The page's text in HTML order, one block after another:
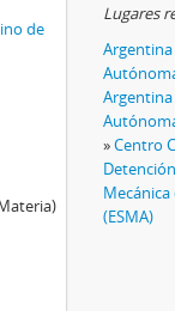
de
Lugares
Argentina
Argentina
»Centro
(ESMA)